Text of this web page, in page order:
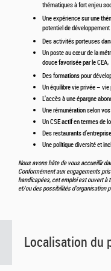
thématiques à fort enjeu
Une expérience sur une
potentiel de
Des activités porteuses
Un poste au cœur de la
douce favorisée par le CEA,
Des formations pour
Un équilibre vie privée –
L’accès à une épargne
Une rémunération selon
Un CSE actif en termes de
Des restaurants
Une politique diversité et
Nous avons hâte de vous accueillir
Conformément aux engagements
handicapées, cet emploi est ouvert à
et/ou des possibilités d'organisation
Localisation du